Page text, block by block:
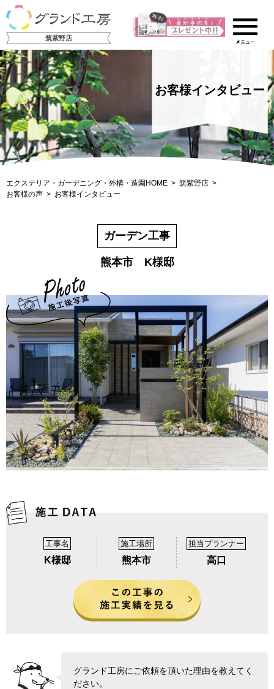
筑紫野店
お客様インタビュー
エクステリア・ガーデニング・外構・造園HOME
筑紫野店
お客様の声
お客様インタビュー
ガーデン工事
熊本市 K様邸
工事名
K様邸
施工場所
熊本市
担当プランナー
高口
グランド工房にご依頼を頂いた理由を教えてく
ださい。